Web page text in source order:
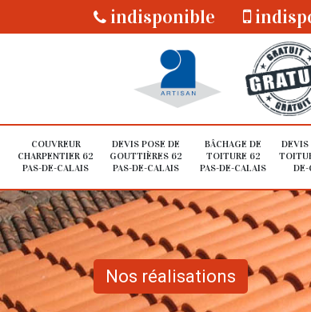
indisponible
COUVREUR
CHARPENTIER 62
PAS-DE-CALAIS
DEVIS POSE DE
GOUTTIÈRES 62
PAS-DE-CALAIS
BÂCHAGE DE
TOITURE 62
PAS-DE-CALAIS
DEVIS
DE-
Nos réalisations